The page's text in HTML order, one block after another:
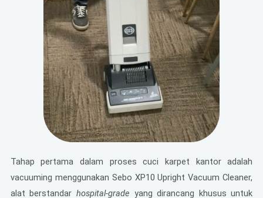
Tahap pertama dalam proses cuci karpet kantor adalah
vacuuming menggunakan Sebo XP10 Upright Vacuum Cleaner,
alat berstandar hospital-grade yang dirancang khusus untuk